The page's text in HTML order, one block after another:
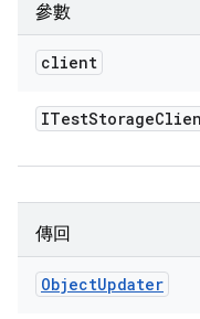
參數
client
ITestStorage
傳回
ObjectUpdater